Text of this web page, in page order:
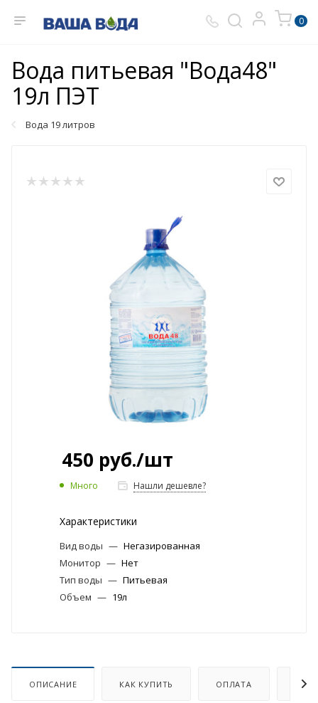
0
Вода питьевая "Вода48"
19л ПЭТ
Вода 19 литров
450 руб./шт
Много Нашли дешевле?
Характеристики
Вид воды — Негазированная
Монитор — Нет
Тип воды — Питьевая
Объем — 19л
ОПИСАНИЕ КАК КУПИТЬ ОПЛАТА